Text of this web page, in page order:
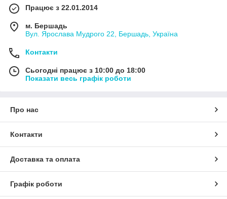
Працює з 22.01.2014
м. Бершадь
Вул. Ярослава Мудрого 22, Бершадь, Україна
Контакти
Сьогодні працює з 10:00 до 18:00
Показати весь графік роботи
Про нас
Контакти
Доставка та оплата
Графік роботи